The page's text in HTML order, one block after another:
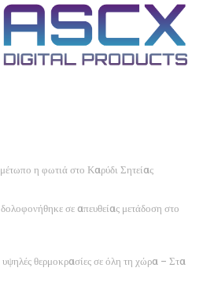
η φωτιά στο Καρύδι Σητείας
σε απευθείας μετάδοση στο
θερμοκρασίες σε όλη τη χώρα – Στα